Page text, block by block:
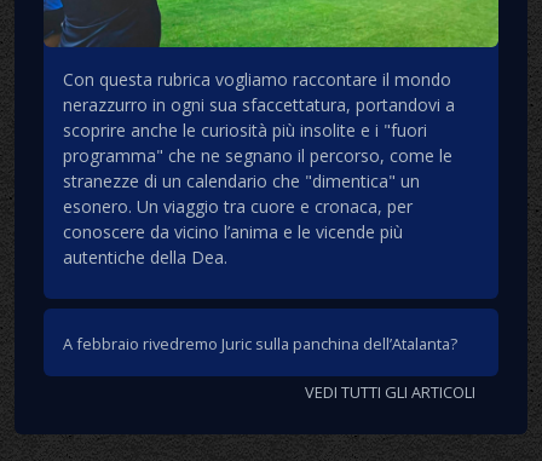
Con questa rubrica vogliamo raccontare il mondo
nerazzurro in ogni sua sfaccettatura, portandovi a
scoprire anche le curiosità più insolite e i "fuori
programma" che ne segnano il percorso, come le
stranezze di un calendario che "dimentica" un
esonero. Un viaggio tra cuore e cronaca, per
conoscere da vicino l’anima e le vicende più
autentiche della Dea.
A febbraio rivedremo Juric sulla panchina dell’Atalanta?
VEDI TUTTI GLI ARTICOLI